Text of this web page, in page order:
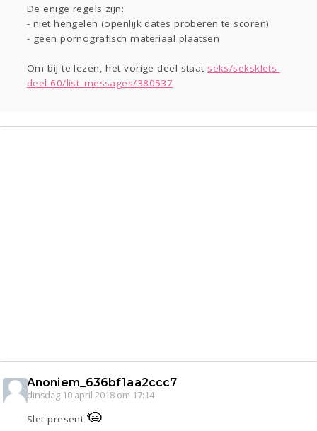
Lezen
De enige regels zijn:
- niet hengelen (openlijk dates proberen te scoren)
- geen pornografisch materiaal plaatsen
Om bij te lezen, het vorige deel staat seks/seksklets-
deel-60/list_messages/380537
Anoniem_636bf1aa2ccc7
dinsdag 10 april 2018 om 17:14
Slet present